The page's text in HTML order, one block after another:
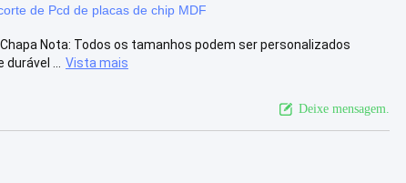
de Pcd de placas de chip MDF
Nota: Todos os tamanhos podem ser personalizados
...
Vista mais
Deixe mensagem.